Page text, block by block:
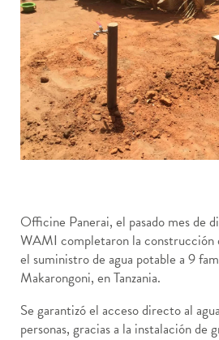
Officine Panerai, el pasado mes de
WAMI completaron la construcción
el suministro de agua potable a 9
Makarongoni, en Tanzania.
Se garantizó el acceso directo al
personas, gracias a la instalación de